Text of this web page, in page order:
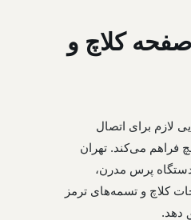
کلاچ و
لازم برای اتصال
کلاچ را تا قطر 114 اینچ فراهم می‌کند. تهران
از 15 کوره و دستگاه پرس مدرن،
کلاچ و تسمه‌های ترمز
دهد.